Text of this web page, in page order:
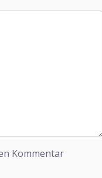
Kommentar